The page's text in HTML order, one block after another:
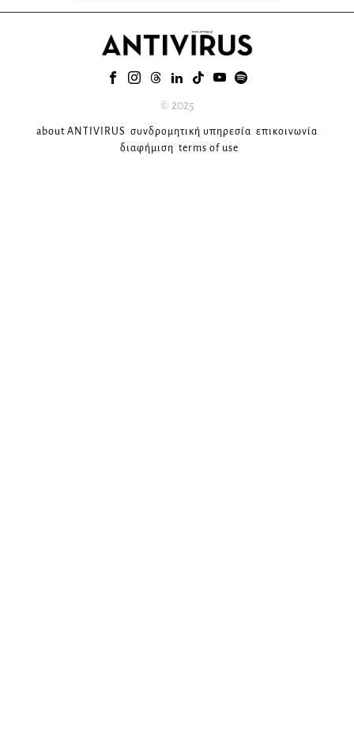
© 2025
about ANTIVIRUS συνδρομητική υπηρεσία επικοινωνία
διαφήμιση terms of use